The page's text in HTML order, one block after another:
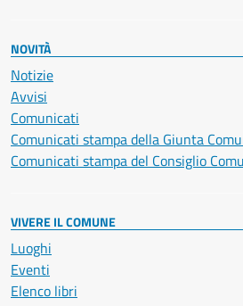
NOVITÀ
Notizie
Avvisi
Comunicati
Comunicati stampa della Giunta
Comunicati stampa del Consiglio
VIVERE IL COMUNE
Luoghi
Eventi
Elenco libri